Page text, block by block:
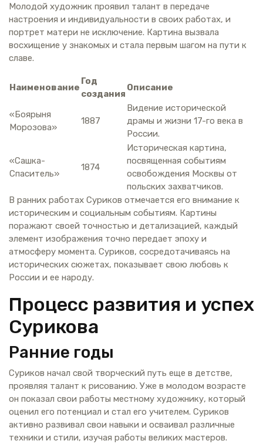
Молодой художник проявил талант в передаче
настроения и индивидуальности в своих работах, и
портрет матери не исключение. Картина вызвала
восхищение у знакомых и стала первым шагом на пути к
славе.
Наименование
Год
создания
Описание
«Боярыня
Морозова»
1887
Видение исторической
драмы и жизни 17-го века в
России.
«Сашка-
Спаситель»
1874
Историческая картина,
посвященная событиям
освобождения Москвы от
польских захватчиков.
В ранних работах Суриков отмечается его внимание к
историческим и социальным событиям. Картины
поражают своей точностью и детализацией, каждый
элемент изображения точно передает эпоху и
атмосферу момента. Суриков, сосредотачиваясь на
исторических сюжетах, показывает свою любовь к
России и ее народу.
Процесс развития и успех
Сурикова
Ранние годы
Суриков начал свой творческий путь еще в детстве,
проявляя талант к рисованию. Уже в молодом возрасте
он показал свои работы местному художнику, который
оценил его потенциал и стал его учителем. Суриков
активно развивал свои навыки и осваивал различные
техники и стили, изучая работы великих мастеров.